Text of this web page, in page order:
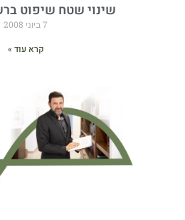
שינוי שטח שיפוט
7 ביוני 2008
קרא עוד »